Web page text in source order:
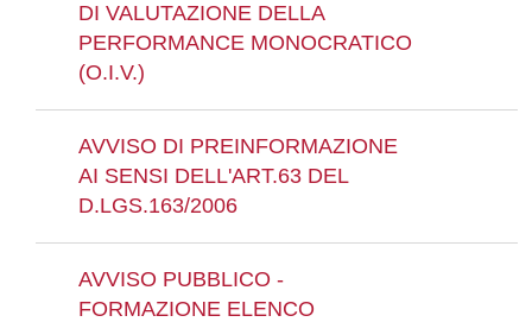
DI VALUTAZIONE DELLA
PERFORMANCE MONOCRATICO
(O.I.V.)
AVVISO DI PREINFORMAZIONE
AI SENSI DELL'ART.63 DEL
D.LGS.163/2006
AVVISO PUBBLICO -
FORMAZIONE ELENCO